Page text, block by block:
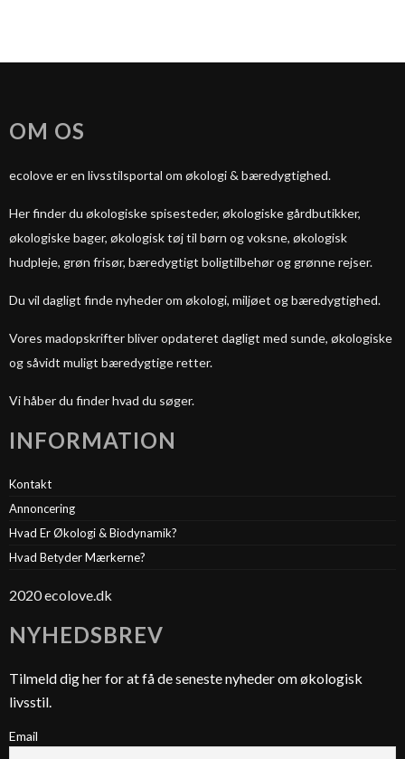
OM OS
ecolove er en livsstilsportal om økologi & bæredygtighed.
Her finder du økologiske spisesteder, økologiske gårdbutikker,
økologiske bager, økologisk tøj til børn og voksne, økologisk
hudpleje, grøn frisør, bæredygtigt boligtilbehør og grønne rejser.
Du vil dagligt finde nyheder om økologi, miljøet og bæredygtighed.
Vores madopskrifter bliver opdateret dagligt med sunde, økologiske
og såvidt muligt bæredygtige retter.
Vi håber du finder hvad du søger.
INFORMATION
Kontakt
Annoncering
Hvad Er Økologi & Biodynamik?
Hvad Betyder Mærkerne?
2020 ecolove.dk
NYHEDSBREV
Tilmeld dig her for at få de seneste nyheder om økologisk
livsstil.
Email